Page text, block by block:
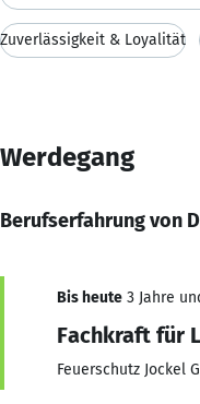
Zuverlässigkeit & Loyalität
Werdegang
Berufserfahrung von
Bis heute 3 Jahre
Fachkraft für
Feuerschutz Jockel